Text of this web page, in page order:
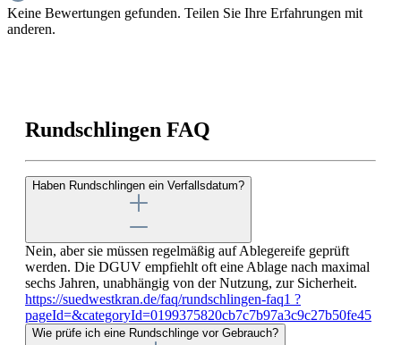
Keine Bewertungen gefunden. Teilen Sie Ihre Erfahrungen mit
anderen.
Rundschlingen FAQ
Haben Rundschlingen ein Verfallsdatum?
Nein, aber sie müssen regelmäßig auf Ablegereife geprüft
werden. Die DGUV empfiehlt oft eine Ablage nach maximal
sechs Jahren, unabhängig von der Nutzung, zur Sicherheit.
https://suedwestkran.de/faq/rundschlingen-faq1 ?
pageId=&categoryId=0199375820cb7c7b97a3c9c27b50fe45
Wie prüfe ich eine Rundschlinge vor Gebrauch?